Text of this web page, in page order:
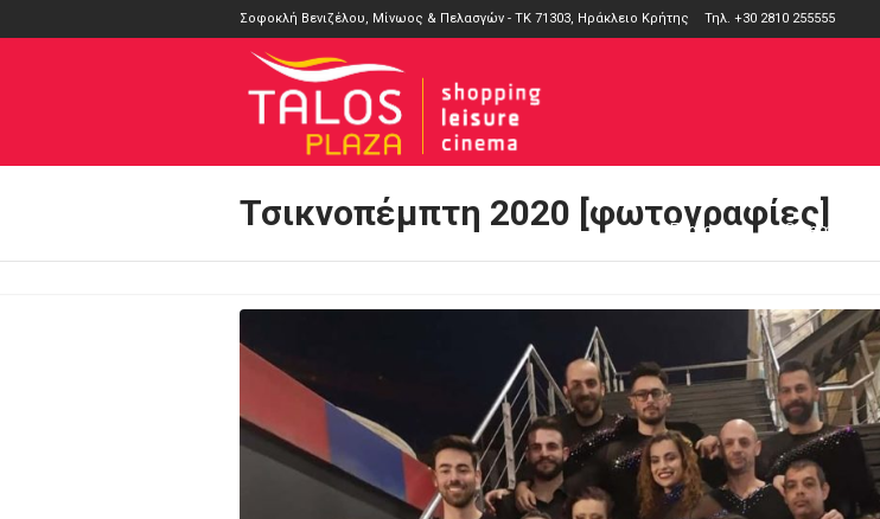
Σοφοκλή Βενιζέλου, Μίνωος & Πελασγών - ΤΚ 71303, Ηράκλειο Κρήτης Τηλ. +30 2810 255555
Εταιρεία Cinema
Τσικνοπέμπτη 2020 [φωτογραφίες]